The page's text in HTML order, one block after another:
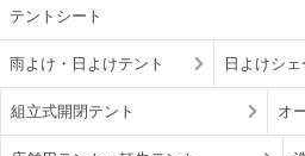
テントシート
雨よけ・日よけテント 日よけシェ
組立式開閉テント オ